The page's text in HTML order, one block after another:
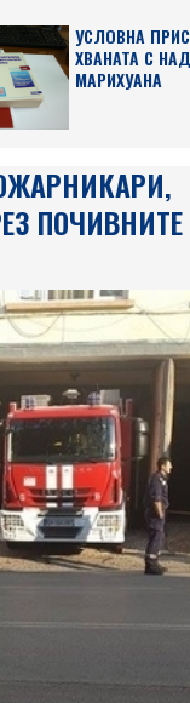
УСЛОВНА
ХВАНАТА С
МАРИХУАНА